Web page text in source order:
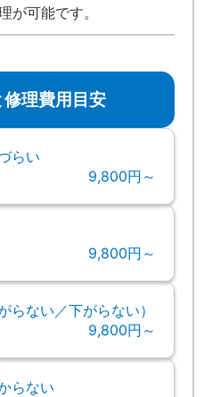
が可能です。
理費用目安
らい
9,800円～
9,800円～
らない／下がらない）
9,800円～
らない